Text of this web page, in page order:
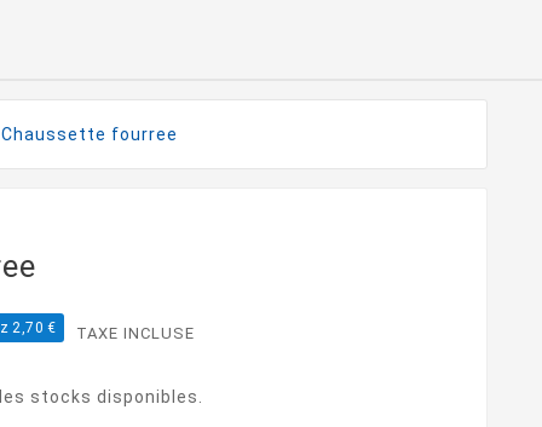
Chaussette fourree
2,70 € TAXE INCLUSE
stocks disponibles.